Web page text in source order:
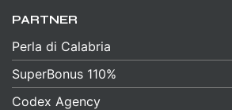
PARTNER
Perla di Calabria
SuperBonus 110%
Codex Agency